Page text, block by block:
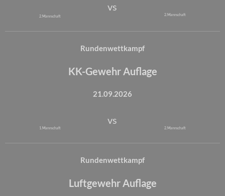
2. Mannschaft
vs
2. Mannschaft
Rundenwettkampf
KK-Gewehr Auflage
21.09.2026
1. Mannschaft
vs
2. Mannschaft
Rundenwettkampf
Luftgewehr Auflage